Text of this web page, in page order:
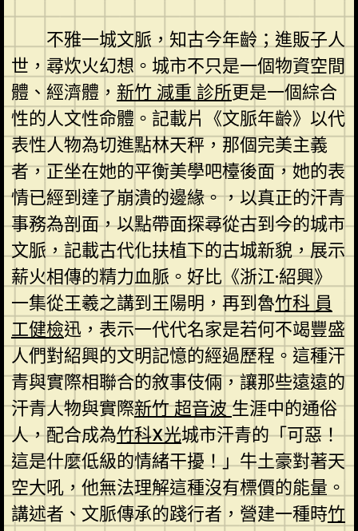
不雅一城文脈，知古今年齡；進販子人
世，尋炊火幻想。城市不只是一個物資空間
體、經濟體， 新竹 減重 診所更是一個綜合
性的人文性命體。記載片《文脈年齡》以代
表性人物為切進點林天秤，那個完美主義
者，正坐在她的平衡美學吧檯後面，她的表
情已經到達了崩潰的邊緣。，以真正的汗青
事務為剖面，以點帶面探尋從古到今的城市
文脈，記載古代化扶植下的古城新貌，展示
薪火相傳的精力血脈。好比《浙江·紹興》
一集從王羲之講到王陽明，再到魯竹科 員
工健檢迅，表示一代代名家是若何不竭豐盛
人們對紹興的文明記憶的經過歷程。這種汗
青與實際相聯合的敘事伎倆，讓那些遠遠的
汗青人物與實際新竹 超音波生涯中的通俗
人，配合成為竹科X光城市汗青的「可惡！
這是什麼低級的情緒干擾！」牛土豪對著天
空大吼，他無法理解這種沒有標價的能量。
講述者、文脈傳承的踐行者，營建一種時竹